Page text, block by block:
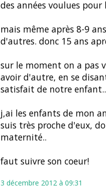
des années voulues pour
mais même après 8-9
d'autres. donc 15 ans
sur le moment on a pas
avoir d'autre, en se
satisfait de notre
j,ai les enfants de mon
suis très proche d'eux,
maternité..
faut suivre son coeur!
3 décembre 2012 à 09:31